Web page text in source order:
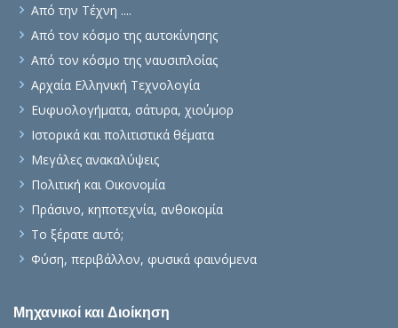
Από την Τέχνη ....
Από τον κόσμο της αυτοκίνησης
Από τον κόσμο της ναυσιπλοίας
Αρχαία Ελληνική Τεχνολογία
Ευφυολογήματα, σάτυρα, χιούμορ
Ιστορικά και πολιτιστικά θέματα
Μεγάλες ανακαλύψεις
Πολιτική και Οικονομία
Πράσινο, κηποτεχνία, ανθοκομία
Το ξέρατε αυτό;
Φύση, περιβάλλον, φυσικά φαινόμενα
Μηχανικοί και Διοίκηση